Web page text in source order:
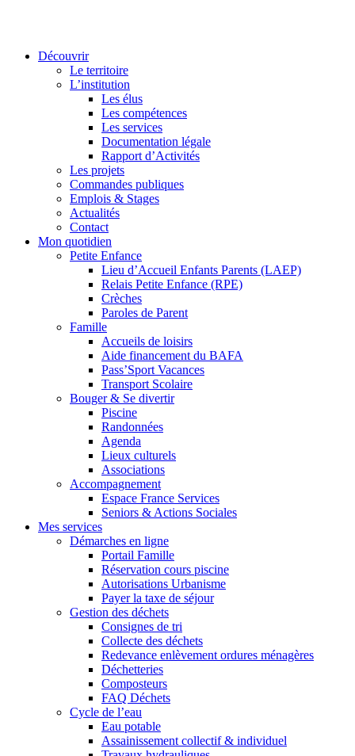
Découvrir
Le territoire
L’institution
Les élus
Les compétences
Les services
Documentation légale
Rapport d’Activités
Les projets
Commandes publiques
Emplois & Stages
Actualités
Contact
Mon quotidien
Petite Enfance
Lieu d’Accueil Enfants Parents (LAEP)
Relais Petite Enfance (RPE)
Crèches
Paroles de Parent
Famille
Accueils de loisirs
Aide financement du BAFA
Pass’Sport Vacances
Transport Scolaire
Bouger & Se divertir
Piscine
Randonnées
Agenda
Lieux culturels
Associations
Accompagnement
Espace France Services
Seniors & Actions Sociales
Mes services
Démarches en ligne
Portail Famille
Réservation cours piscine
Autorisations Urbanisme
Payer la taxe de séjour
Gestion des déchets
Consignes de tri
Collecte des déchets
Redevance enlèvement ordures ménagères
Déchetteries
Composteurs
FAQ Déchets
Cycle de l’eau
Eau potable
Assainissement collectif & individuel